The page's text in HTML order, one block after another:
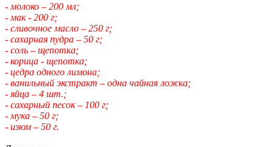
- молоко – 200 мл;
- мак - 200 г;
- сливочное масло – 250 г;
- сахарная пудра – 50 г;
- соль – щепотка;
- корица - щепотка;
- цедра одного лимона;
- ванильный экстракт – одна чайная ложка;
- яйца – 4 шт.;
- сахарный песок – 100 г;
- мука – 50 г;
- изюм – 50 г.